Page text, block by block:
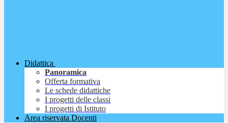
Didattica
Panoramica
Offerta formativa
Le schede didattiche
I progetti delle classi
I progetti di Istituto
Area riservata Docenti